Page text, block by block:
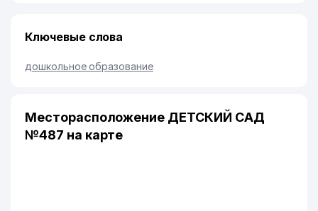
Ключевые слова
дошкольное образование
Месторасположение ДЕТСКИЙ САД
№487 на карте